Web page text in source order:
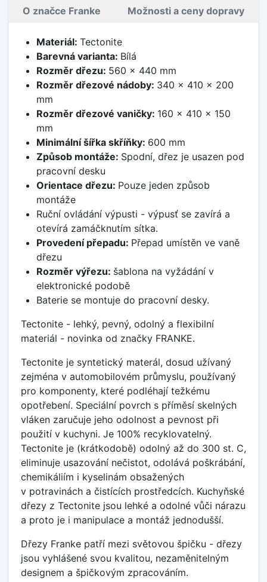
O značce Franke Možnosti a ceny dopravy
Materiál: Tectonite
Barevná varianta: Bílá
Rozměr dřezu: 560 x 440 mm
Rozměr dřezové nádoby: 340 x 410 x 200
mm
Rozměr dřezové vaničky: 160 x 410 x 150
mm
Minimální šířka skříňky: 600 mm
Způsob montáže: Spodní, dřez je usazen pod
pracovní desku
Orientace dřezu: Pouze jeden způsob
montáže
Ruční ovládání výpusti - výpusť se zavírá a
otevírá zamáčknutím sítka.
Provedení přepadu: Přepad umístěn ve vaně
dřezu
Rozměr výřezu: šablona na vyžádání v
elektronické podobě
Baterie se montuje do pracovní desky.
Tectonite - lehký, pevný, odolný a flexibilní
materiál - novinka od značky FRANKE.
Tectonite je syntetický materál, dosud užívaný
zejména v automobilovém průmyslu, používaný
pro komponenty, které podléhají težkému
opotřebení. Speciální povrch s příměsí skelných
vláken zaručuje jeho odolnost a pevnost při
použití v kuchyni. Je 100% recyklovatelný.
Tectonite je (krátkodobě) odolný až do 300 st. C,
eliminuje usazování nečistot, odolává poškrábání,
chemikáliím i kyselinám obsažených
v potravinách a čistících prostředcích. Kuchyňské
dřezy z Tectonite jsou lehké a odolné vůči nárazu
a proto je i manipulace a montáž jednodušší.
Dřezy Franke patří mezi světovou špičku - dřezy
jsou vyhlášené svou kvalitou, nezaměnitelným
designem a špičkovým zpracováním.